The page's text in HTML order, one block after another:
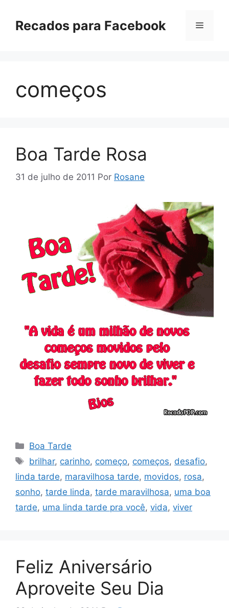
paraRecados para Facebook Menu
começos
Boa Tarde Rosa
31 de julho de 2011 Por Rosane
Categorias
Boa Tarde
Tags
brilhar, carinho, começo, começos, desafio,
linda tarde, maravilhosa tarde, movidos, rosa,
sonho, tarde linda, tarde maravilhosa, uma boa
tarde, uma linda tarde pra você, vida, viver
Feliz Aniversário
Aproveite Seu Dia